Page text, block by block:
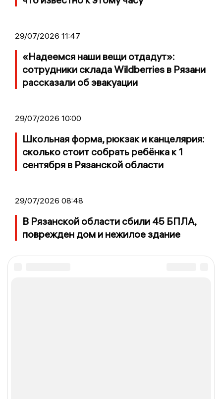
29/07/2026 11:47
«Надеемся наши вещи отдадут»:
сотрудники склада Wildberries в Рязани
рассказали об эвакуации
29/07/2026 10:00
Школьная форма, рюкзак и канцелярия:
сколько стоит собрать ребёнка к 1
сентября в Рязанской области
29/07/2026 08:48
В Рязанской области сбили 45 БПЛА,
поврежден дом и нежилое здание